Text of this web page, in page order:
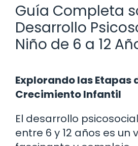
Guía Completa
Desarrollo
Niño de 6 a 12
Explorando las Etapas
Crecimiento Infantil
El desarrollo
entre 6 y 12 años es un